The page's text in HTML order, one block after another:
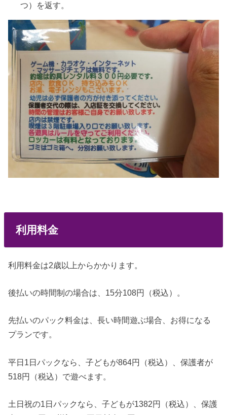
つ）を返す。
利用料金
利用料金は2歳以上からかかります。
後払いの時間制の場合は、15分108円（税込）。
先払いのパック料金は、長い時間遊ぶ場合、お得になる
プランです。
平日1日パックなら、子どもが864円（税込）、保護者が
518円（税込）で遊べます。
土日祝の1日パックなら、子どもが1382円（税込）、保護